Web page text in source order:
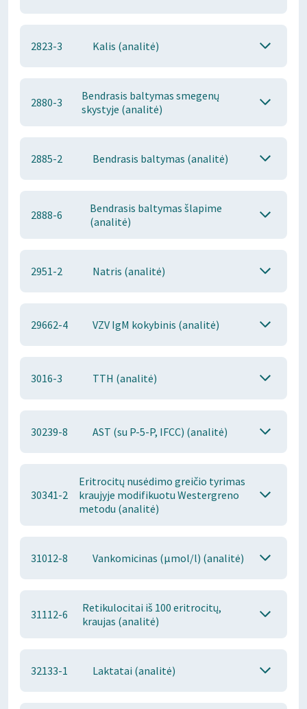
2823-3 Kalis (analitė)
2880-3
Bendrasis baltymas smegenų
skystyje (analitė)
2885-2 Bendrasis baltymas (analitė)
2888-6
Bendrasis baltymas šlapime
(analitė)
2951-2 Natris (analitė)
29662-4 VZV IgM kokybinis (analitė)
3016-3 TTH (analitė)
30239-8 AST (su P-5-P, IFCC) (analitė)
30341-2
Eritrocitų nusėdimo greičio tyrimas
kraujyje modifikuotu Westergreno
metodu (analitė)
31012-8 Vankomicinas (μmol/l) (analitė)
31112-6
Retikulocitai iš 100 eritrocitų,
kraujas (analitė)
32133-1 Laktatai (analitė)